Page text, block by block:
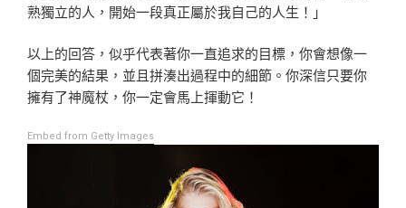
熟獨立的人，開始一段真正屬於我自己的人生！」
以上的回答，似乎代表著你一直追求的目標，你會想像一
個完美的結果，並且拼湊出過程中的細節。你深信只要你
擁有了神魔杖，你一定會馬上揮動它！
Embed from Getty Images